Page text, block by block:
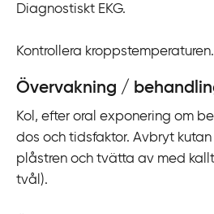
Diagnostiskt EKG.
Kontrollera kroppstemperaturen.
Övervakning /
Kol, efter oral exponering om
dos och tidsfaktor. Avbryt
plåstren och tvätta av med
tvål).